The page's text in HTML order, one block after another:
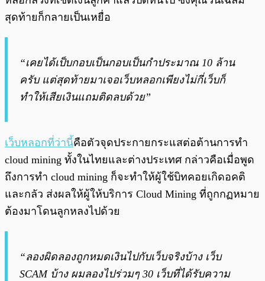
สุดท้ายก็กลายเป็นเหยื่อ
“เคยได้เป็บกอบเป็นกอบเป็นกำประมาณ 10 ล้าน
ครับ แต่สุดท้ายมาเจอเว็บหลอกเพียงไม่กี่เว็บก็
ทำให้เสียเงินแถมติดลบด้วย”
เว็บหลอกที่ว่านี้คือตัวจุดประกายกระแสต่อต้านการทำ
cloud mining ทั้งในไทยและต่างประเทศ กล่าวคือเมื่อพูด
ถึงการทำ cloud mining ก็จะทำให้ผู้ใช้บิทคอยเกิดอคติ
และกลัว ส่งผลให้ผู้ให้บริการ Cloud Mining ที่ถูกกฏหมาย
ต้องมาโดนลูกหลงไปด้วย
“ลองผิดลองถูกหมดเงินไปกับเว็บจริงบ้าง เว็บ
SCAM บ้าง ผมลองไปร่วมๆ 30 เว็บที่ได้รับความ